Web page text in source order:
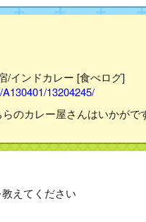
/インドカレー [食べログ]
13204245/
のカレー屋さんはいかが
えてください